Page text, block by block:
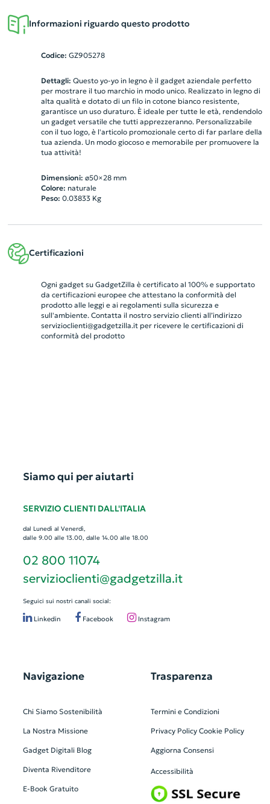
Informazioni riguardo questo prodotto
Codice: GZ905278
Dettagli: Questo yo-yo in legno è il gadget aziendale perfetto
per mostrare il tuo marchio in modo unico. Realizzato in legno di
alta qualità e dotato di un filo in cotone bianco resistente,
garantisce un uso duraturo. È ideale per tutte le età, rendendolo
un gadget versatile che tutti apprezzeranno. Personalizzabile
con il tuo logo, è l'articolo promozionale certo di far parlare della
tua azienda. Un modo giocoso e memorabile per promuovere la
tua attività!
Dimensioni: ø50×28 mm
Colore: naturale
Peso: 0.03833Kg
Certificazioni
Ogni gadget su GadgetZilla è certificato al 100% e supportato
da certificazioni europee che attestano la conformità del
prodotto alle leggi e ai regolamenti sulla sicurezza e
sull'ambiente. Contatta il nostro servizio clienti all’indirizzo
servizioclienti@gadgetzilla.itper ricevere le certificazioni di
conformità del prodotto
Siamo qui per aiutarti
SERVIZIO CLIENTI DALL'ITALIA
dal Lunedì al Venerdì,
dalle 9.00 alle 13.00, dalle 14.00 alle 18.00
02 800 11074
servizioclienti@gadgetzilla.it
Seguici sui nostri canali social:
Linkedin Facebook Instagram
Navigazione
Chi Siamo Sostenibilità
La Nostra Missione
Gadget Digitali Blog
Diventa Rivenditore
E-Book Gratuito
Trasparenza
Termini e Condizioni
Privacy Policy Cookie Policy
Aggiorna Consensi
Accessibilità